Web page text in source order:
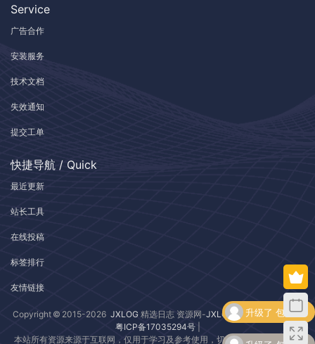
Service
广告合作
安装服务
技术文档
失效通知
提交工单
快捷导航 / Quick
最近更新
站长工具
在线投稿
标签排行
友情链接
Copyright © 2015-2026 JXLOG 精选日志 资源网-JXLOG.COM| 版权所有 |
粤ICP备17035294号|
本站所有资源来源于互联网，仅用于学习及参考使用，切勿用于商业用途，如
升级了 包月VIP